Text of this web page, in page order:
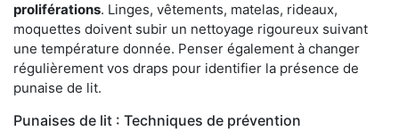
proliférations. Linges, vêtements, matelas, rideaux,
moquettes doivent subir un nettoyage rigoureux suivant
une température donnée. Penser également à changer
régulièrement vos draps pour identifier la présence de
punaise de lit.
Punaises de lit : Techniques de prévention